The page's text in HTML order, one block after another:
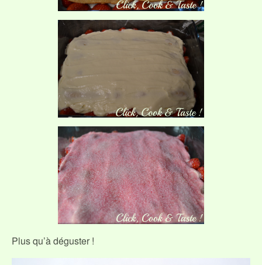
Plus qu’à déguster !